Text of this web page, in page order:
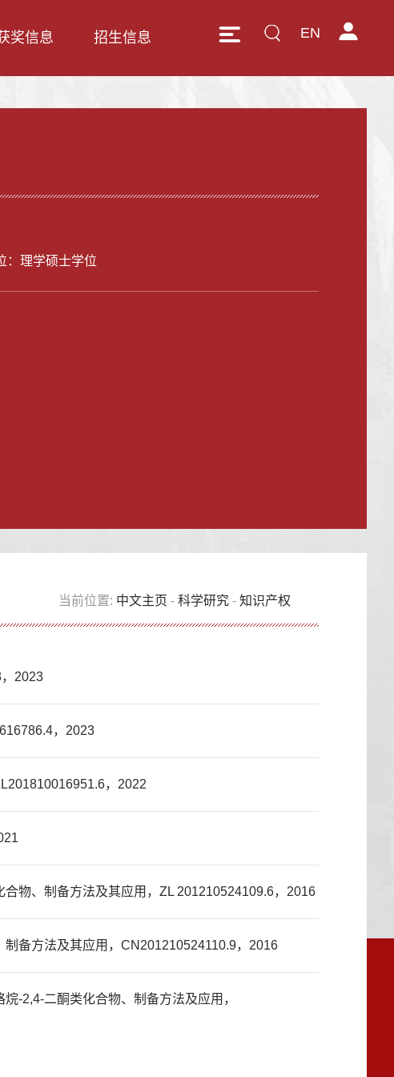
EN
奖信息 招生信息
：理学硕士学位
当前位置: 中文主页 -科学研究 -知识产权
2023
，2023
，2022
物、制备方法及其应用，ZL 201210524109.6，2016
制备方法及其应用，CN201210524110.9，2016
-2,4-二酮类化合物、制备方法及应用，